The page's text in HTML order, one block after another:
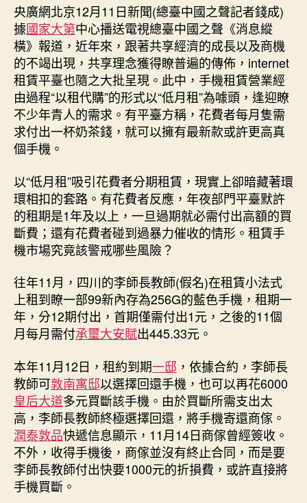
期
就
能
用
上
高
端
機？
手
機
代
購”
面
房
地
隱
藏
貓
膩〉
央廣網北京12月11日新聞(總臺中國之聲記者錢成)
據國家大第中心播送電視總臺中國之聲《消息縱
橫》報道，近年來，跟著共享經濟的成長以及商機
的不竭出現，共享理念獲得瞭普遍的傳佈，internet
租賃平臺也隨之大批呈現。此中，手機租賃營業經
由過程“以租代購”的形式以“低月租”為噱頭，逢迎瞭
不少年青人的需求。有平臺方稱，花費者每月隻需
求付出一杯奶茶錢，就可以擁有最新款或許更高真
個手機。
以“低月租”吸引花費者分期租賃，現實上卻暗藏著環
環相扣的套路。有花費者反應，年夜部門平臺默許
的租期是1年及以上，一旦過期就必需付出高額的買
斷費；還有花費者碰到過暴力催收的情形。租賃手
機市場究竟該警戒哪些風險？
往年11月，四川的李師長教師(假名)在租賃小法式
上租到瞭一部99新內存為256G的藍色手機，租期一
年，分12期付出，首期僅需付出1元，之後的11個
月每月需付承璽大安賦出445.33元。
本年11月12日，租約到期一邸 ，依據合約，李師長
教師可敦南寓邸以選擇回還手機，也可以再花6000
皇后大道多元買斷該手機。由於買斷所需支出太
高，李師長教師終極選擇回還，將手機寄還商傢。
潤泰敦品快遞信息顯示，11月14日商傢曾經簽收。
不外，收得手機後，商傢並沒有終止合同，而是要
李師長教師付出快要1000元的折損費，或許直接將
手機買斷。